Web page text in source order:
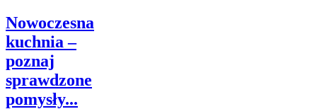
Nowoczesna
kuchnia –
poznaj
sprawdzone
pomysły...